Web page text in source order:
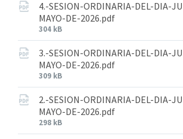
4.-SESION-ORDINARIA-DEL-DIA-
MAYO-DE-2026.pdf
304 kB
3.-SESION-ORDINARIA-DEL-DIA-
MAYO-DE-2026.pdf
309 kB
2.-SESION-ORDINARIA-DEL-DIA-
MAYO-DE-2026.pdf
298 kB